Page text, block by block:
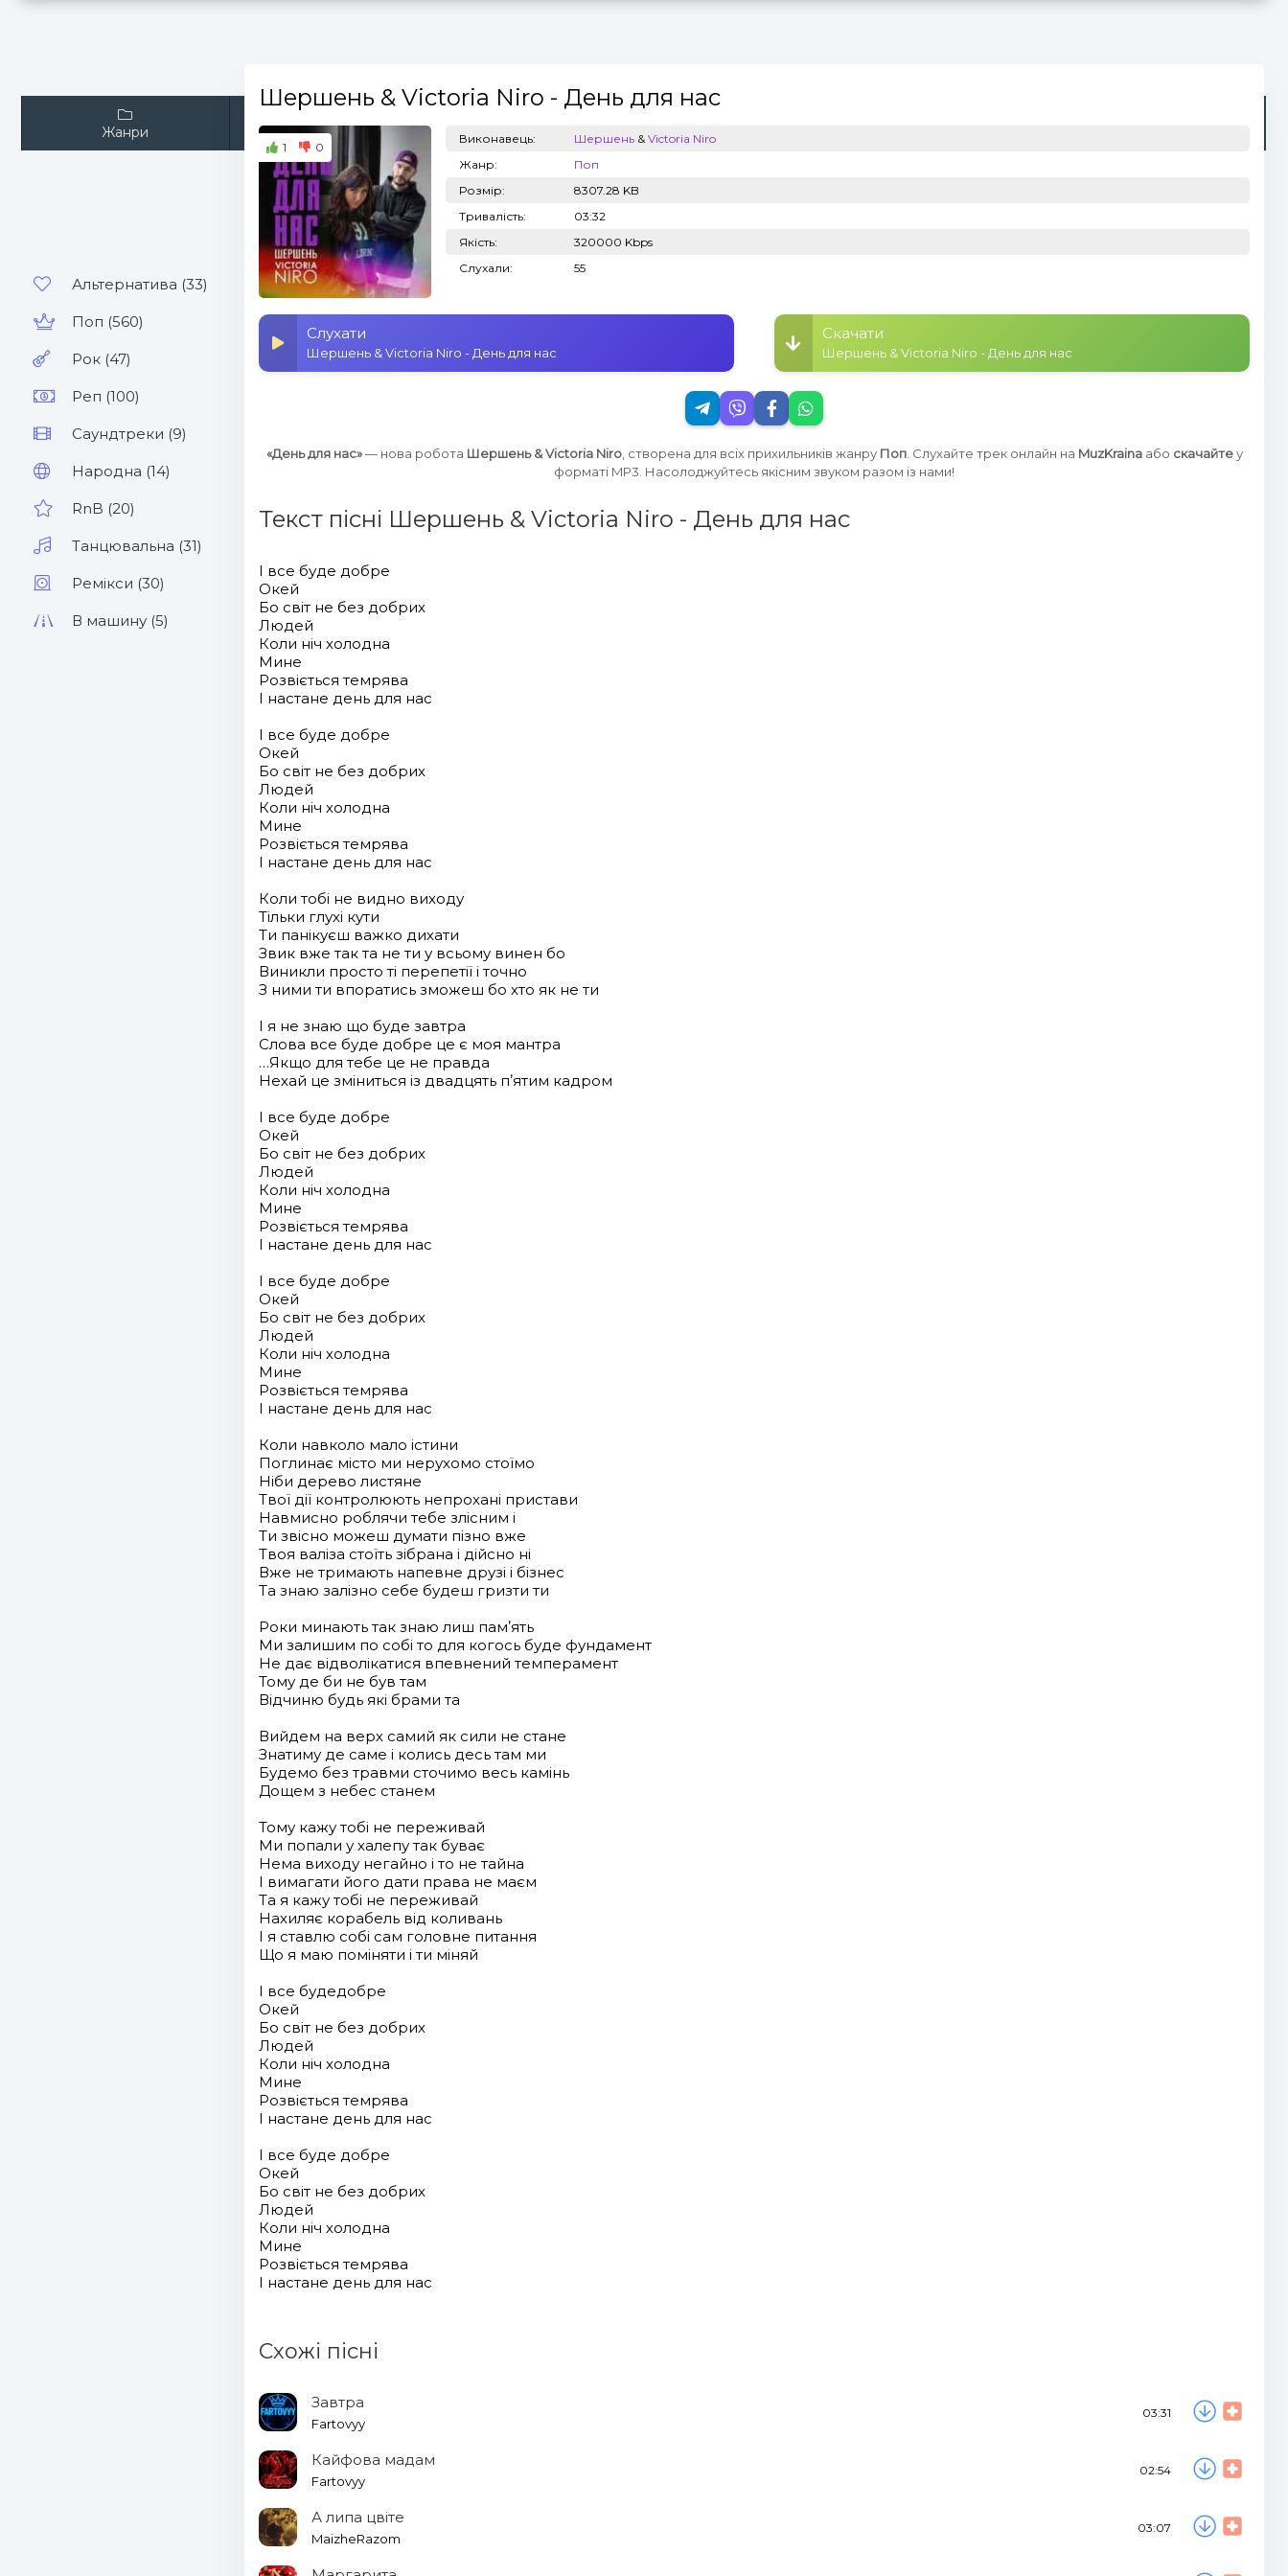
Жанри Виконавці
Альтернатива (33)
Поп (560)
Рок (47)
Реп (100)
Саундтреки (9)
Народна (14)
RnB (20)
Танцювальна (31)
Ремікси (30)
В машину (5)
Шершень & Victoria Niro - День для нас
1 0
Виконавець: Шершень &Victoria Niro
Жанр:
Поп
Розмір:
8307.28 KB
Тривалість:
03:32
Якість:
320000 Kbps
Слухали:
55
Слухати
Шершень & Victoria Niro - День для нас
Скачати
Шершень & Victoria Niro - День для нас
«День для нас»— нова робота Шершень & Victoria Niro, створена для всіх прихильників жанру Поп. Слухайте трек онлайн на MuzKrainaабо скачайтеу
форматі MP3. Насолоджуйтесь якісним звуком разом із нами!
Текст пісні Шершень & Victoria Niro - День для нас
І все буде добре
Окей
Бо світ не без добрих
Людей
Коли ніч холодна
Мине
Розвіється темрява
І настане день для нас
І все буде добре
Окей
Бо світ не без добрих
Людей
Коли ніч холодна
Мине
Розвіється темрява
І настане день для нас
Коли тобі не видно виходу
Тільки глухі кути
Ти панікуєш важко дихати
Звик вже так та не ти у всьому винен бо
Виникли просто ті перепетії і точно
З ними ти впоратись зможеш бо хто як не ти
І я не знаю що буде завтра
Слова все буде добре це є моя мантра
…Якщо для тебе це не правда
Нехай це зміниться із двадцять пʼятим кадром
І все буде добре
Окей
Бо світ не без добрих
Людей
Коли ніч холодна
Мине
Розвіється темрява
І настане день для нас
І все буде добре
Окей
Бо світ не без добрих
Людей
Коли ніч холодна
Мине
Розвіється темрява
І настане день для нас
Коли навколо мало істини
Поглинає місто ми нерухомо стоїмо
Ніби дерево листяне
Твої дії контролюють непрохані пристави
Навмисно роблячи тебе злісним і
Ти звісно можеш думати пізно вже
Твоя валіза стоїть зібрана і дійсно ні
Вже не тримають напевне друзі і бізнес
Та знаю залізно себе будеш гризти ти
Роки минають так знаю лиш памʼять
Ми залишим по собі то для когось буде фундамент
Не дає відволікатися впевнений темперамент
Тому де би не був там
Відчиню будь які брами та
Вийдем на верх самий як сили не стане
Знатиму де саме і колись десь там ми
Будемо без травми сточимо весь камінь
Дощем з небес станем
Тому кажу тобі не переживай
Ми попали у халепу так буває
Нема виходу негайно і то не тайна
І вимагати його дати права не маєм
Та я кажу тобі не переживай
Нахиляє корабель від коливань
І я ставлю собі сам головне питання
Що я маю поміняти і ти міняй
І все будедобре
Окей
Бо світ не без добрих
Людей
Коли ніч холодна
Мине
Розвіється темрява
І настане день для нас
І все буде добре
Окей
Бо світ не без добрих
Людей
Коли ніч холодна
Мине
Розвіється темрява
І настане день для нас
Схожі пісні
Завтра
Fartovyy
03:31
Кайфова мадам
Fartovyy
02:54
А липа цвіте
MaizheRazom
03:07